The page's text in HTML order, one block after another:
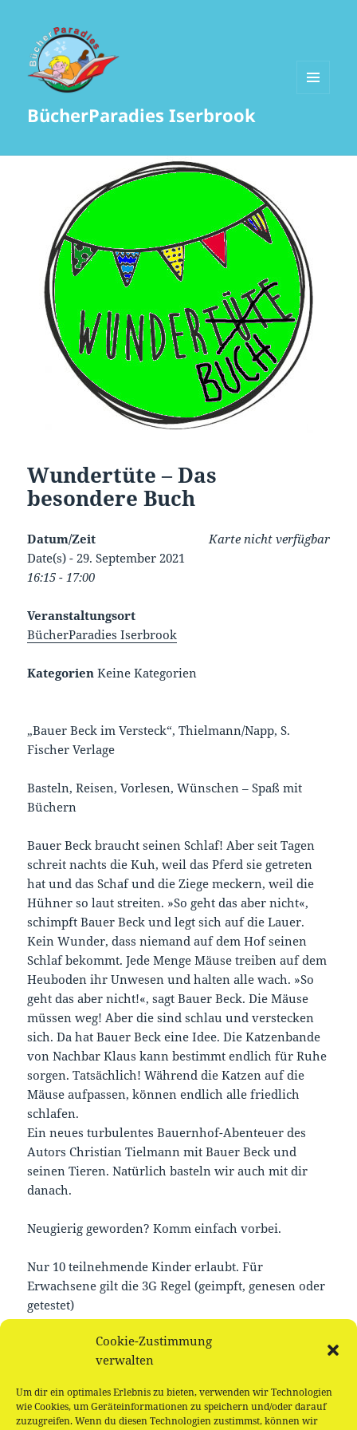
Cookie-Zustimmung
verwalten
Um dir ein optimales Erlebnis zu bieten, verwenden wir Technologien
wie Cookies, um Geräteinformationen zu speichern und/oder darauf
zuzugreifen. Wenn du diesen Technologien zustimmst, können wir
BücherParadies Iserbrook
Wundertüte – Das
besondere Buch
Karte nicht verfügbar
Datum/Zeit
Date(s) - 29. September 2021
16:15 - 17:00
Veranstaltungsort
BücherParadies Iserbrook
Kategorien Keine Kategorien
„Bauer Beck im Versteck“, Thielmann/Napp, S.
Fischer Verlage
Basteln, Reisen, Vorlesen, Wünschen – Spaß mit
Büchern
Bauer Beck braucht seinen Schlaf! Aber seit Tagen
schreit nachts die Kuh, weil das Pferd sie getreten
hat und das Schaf und die Ziege meckern, weil die
Hühner so laut streiten. »So geht das aber nicht«,
schimpft Bauer Beck und legt sich auf die Lauer.
Kein Wunder, dass niemand auf dem Hof seinen
Schlaf bekommt. Jede Menge Mäuse treiben auf dem
Heuboden ihr Unwesen und halten alle wach. »So
geht das aber nicht!«, sagt Bauer Beck. Die Mäuse
müssen weg! Aber die sind schlau und verstecken
sich. Da hat Bauer Beck eine Idee. Die Katzenbande
von Nachbar Klaus kann bestimmt endlich für Ruhe
sorgen. Tatsächlich! Während die Katzen auf die
Mäuse aufpassen, können endlich alle friedlich
schlafen.
Ein neues turbulentes Bauernhof-Abenteuer des
Autors Christian Tielmann mit Bauer Beck und
seinen Tieren. Natürlich basteln wir auch mit dir
danach.
Neugierig geworden? Komm einfach vorbei.
Nur 10 teilnehmende Kinder erlaubt. Für
Erwachsene gilt die 3G Regel (geimpft, genesen oder
getestet)
Buchungen
Buchungen sind für diese Veranstaltung nicht mehr
möglich.